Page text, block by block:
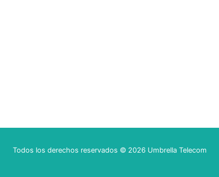
Todos los derechos reservados © 2026 Umbrella Telecom